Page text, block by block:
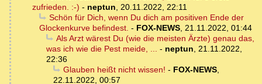
zufrieden. :-) - neptun, 20.11.2022, 22:11
Schön für Dich, wenn Du dich am positiven Ende der
Glockenkurve befindest. - FOX-NEWS, 21.11.2022, 01:44
Als Arzt wärest Du (wie die meisten Ärzte) genau das,
was ich wie die Pest meide, ... - neptun, 21.11.2022,
22:36
Glauben heißt nicht wissen! - FOX-NEWS,
22.11.2022, 00:57